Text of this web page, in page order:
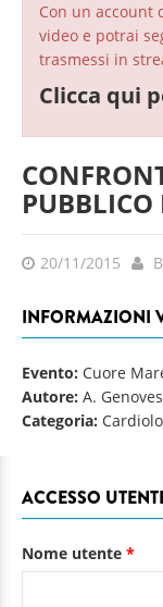
Con un
video e potrai
trasmessi in
Clicca qui
PUBBLICO
20/11/2015
INFORMAZIONI
Evento: Cuore
Autore: A.
Categoria:
ACCESSO
Nome utente *